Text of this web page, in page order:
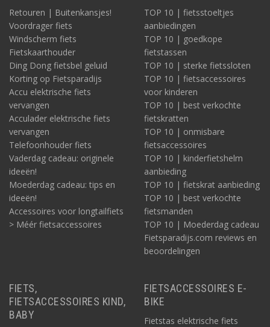
Retouren | Buitenkansjes!
Voordrager fiets
Windscherm fiets
Fietskaarthouder
Ding Dong fietsbel geluid
Korting op Fietsparadijs
Accu elektrische fiets
vervangen
Acculader elektrische fiets
vervangen
Telefoonhouder fiets
Vaderdag cadeau: originele
ideeën!
Moederdag cadeau: tips en
ideeën!
Accessoires voor longtailfiets
> Méér fietsaccessoires
TOP 10 | fietsstoeltjes
aanbiedingen
TOP 10 | goedkope
fietstassen
TOP 10 | sterke fietssloten
TOP 10 | fietsaccessoires
voor kinderen
TOP 10 | best verkochte
fietskratten
TOP 10 | onmisbare
fietsaccessoires
TOP 10 | kinderfietshelm
aanbieding
TOP 10 | fietskrat aanbieding
TOP 10 | best verkochte
fietsmanden
TOP 10 | Moederdag cadeau
Fietsparadijs.com reviews en
beoordelingen
FIETS,
FIETSACCESSOIRES KIND,
BABY
FIETSACCESSOIRES E-
BIKE
Fietstas elektrische fiets